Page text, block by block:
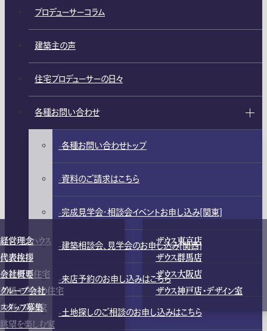
ガレージハウス
高級住宅
店舗併用住宅
和風モダンの住宅
中庭のある家
眺望を楽しむ家
経営理念
代表挨拶
会社概要
グループ会社
スタッフ募集
ザウス東京店
ザウス群馬店
ザウス大阪店
ザウス神戸店・デザイン室
プロデューサーコラム
建築主の声
住宅プロデューサーの日々
各種お問い合わせ
各種お問い合わせトップ
資料のご請求はこちら
完成見学会・相談会イベントお申し込み[関東]
建築相談会、見学会のお申し込み[関西]
来店予約のお申し込みはこちら
土地探しのご相談のお申し込みはこちら